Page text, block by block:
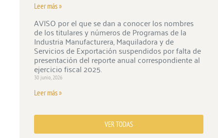
Leer más »
AVISO por el que se dan a conocer los nombres
de los titulares y números de Programas de la
Industria Manufacturera, Maquiladora y de
Servicios de Exportación suspendidos por falta de
presentación del reporte anual correspondiente al
ejercicio fiscal 2025.
30 junio, 2026
Leer más »
VER TODAS